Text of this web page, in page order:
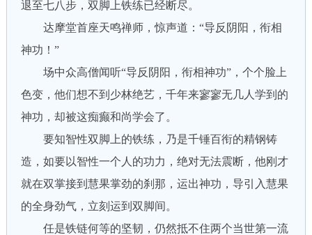
退至七八步，双脚上铁练已经断尽。
达摩堂首座天鸣禅师，惊声道：“导反阴阳，衔相
神功！”
场中众高僧闻听“导反阴阳，衔相神功”，个个脸上
色变，他们想不到少林绝艺，千年来寥寥无几人学到的
神功，却被这痴癫和尚学会了。
要知智性双脚上的铁练，乃是千锤百衔的精钢铸
造，如要以智性一个人的功力，绝对无法震断，他刚才
就在双掌接到慧果掌劲的刹那，运出神功，导引入慧果
的全身劲气，立刻运到双脚间。
任是铁链何等的坚韧，仍然抵不住两个当世第一流